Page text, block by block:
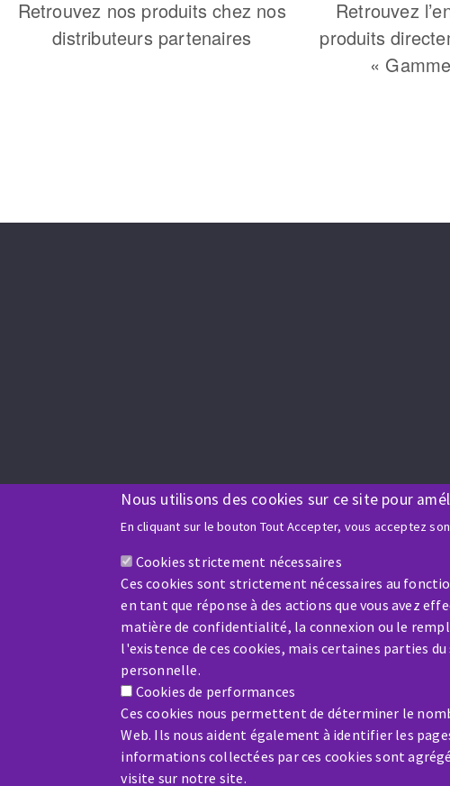
Nous utilisons des cookies sur ce site pour
En cliquant sur le bouton Tout Accepter, vous acceptez
Cookies strictement nécessaires
Ces cookies sont strictement nécessaires au
en tant que réponse à des actions que vous avez
matière de confidentialité, la connexion ou le
l'existence de ces cookies, mais certaines parties
personnelle.
Cookies de performances
Ces cookies nous permettent de déterminer le
Web. Ils nous aident également à identifier les
informations collectées par ces cookies sont
visite sur notre site.
Retrouvez nos produits chez nos
distributeurs partenaires
Retrouvez
produits
«